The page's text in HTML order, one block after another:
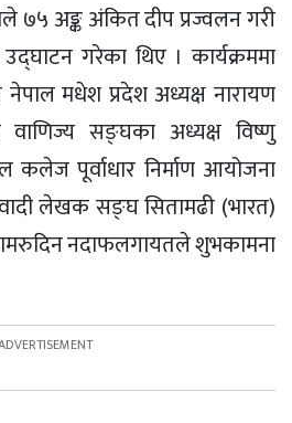
७५ अङ्क अंकित दीप प्रज्वलन गरी
गरेका थिए । कार्यक्रममा
मधेश प्रदेश अध्यक्ष नारायण
वाणिज्य सङ्घका अध्यक्ष विष्णु
कलेज पूर्वाधार निर्माण आयोजना
लेखक सङ्घ सितामढी (भारत)
नदाफलगायतले शुभकामना